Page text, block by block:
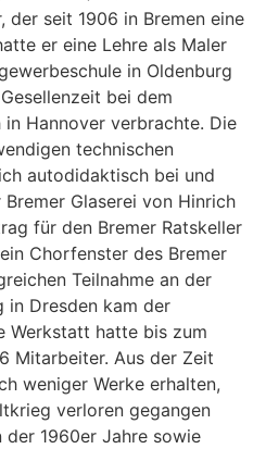
der seit 1906 in Bremen eine
er eine Lehre als Maler
in Oldenburg
bei dem
Hannover verbrachte. Die
technischen
autodidaktisch bei und
Glaserei von Hinrich
für den Bremer Ratskeller
Chorfenster des Bremer
Teilnahme an der
in Dresden kam der
Werkstatt hatte bis zum
Mitarbeiter. Aus der Zeit
weniger Werke erhalten,
verloren gegangen
1960er Jahre sowie